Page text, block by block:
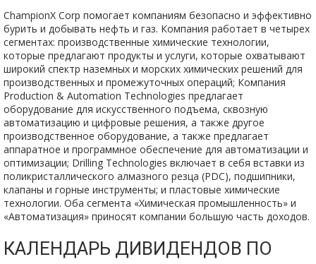
ChampionX Corp помогает компаниям безопасно и эффективно
бурить и добывать нефть и газ. Компания работает в четырех
сегментах: производственные химические технологии,
которые предлагают продукты и услуги, которые охватывают
широкий спектр наземных и морских химических решений для
производственных и промежуточных операций; Компания
Production & Automation Technologies предлагает
оборудование для искусственного подъема, сквозную
автоматизацию и цифровые решения, а также другое
производственное оборудование, а также предлагает
аппаратное и программное обеспечение для автоматизации и
оптимизации; Drilling Technologies включает в себя вставки из
поликристаллического алмазного резца (PDC), подшипники,
клапаны и горные инструменты; и пластовые химические
технологии. Оба сегмента «Химическая промышленность» и
«Автоматизация» приносят компании большую часть доходов.
КАЛЕНДАРЬ ДИВИДЕНДОВ ПО